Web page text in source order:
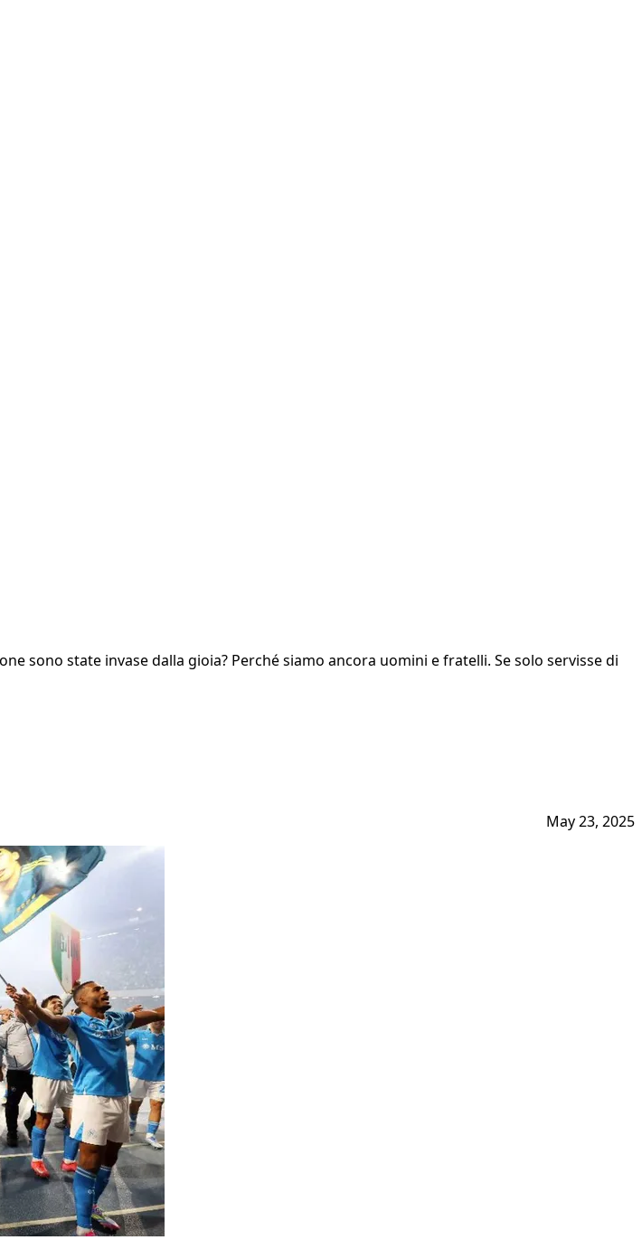
sono state invase dalla gioia? Perché siamo ancora uomini e fratelli. Se solo servisse di
May 23, 2025